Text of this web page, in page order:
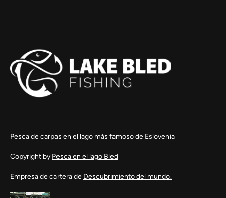
Pesca de carpas en el lago más famoso de Eslovenia
Copyright by Pesca en el lago Bled
Empresa de cartera de Descubrimiento del mundo.